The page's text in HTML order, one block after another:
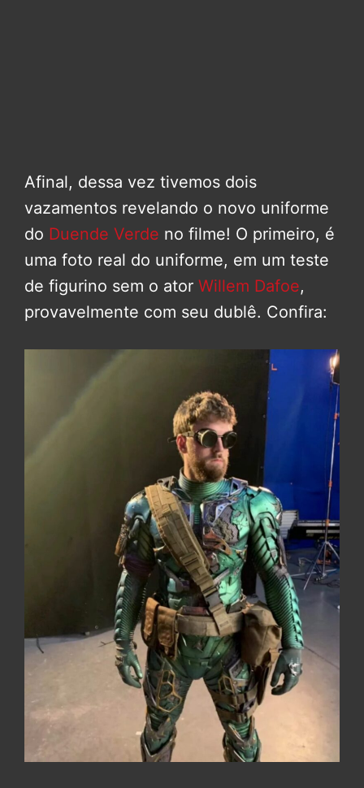
Afinal, dessa vez tivemos dois
vazamentos revelando o novo uniforme
do Duende Verde no filme! O primeiro, é
uma foto real do uniforme, em um teste
de figurino sem o ator Willem Dafoe,
provavelmente com seu dublê. Confira: